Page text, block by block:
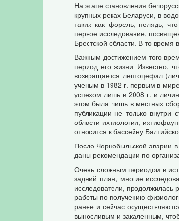
На этапе становления
крупных реках Беларуси, в
таких как форель, пелядь,
первое исследование,
Брестской области. В то время
Важным достижением того
период его жизни. Известно,
возвращается лептоцефал
ученым в 1982 г. первым в
успехом лишь в 2008 г. и
этом была лишь в местных
публикации не только
области ихтиологии,
относится к бассейну
После Чернобыльской аварии
даны рекомендации по
Очень сложным периодом в
задний план, многие
исследователи,
работы по получению
ранее и сейчас
выносливым и закаленным,